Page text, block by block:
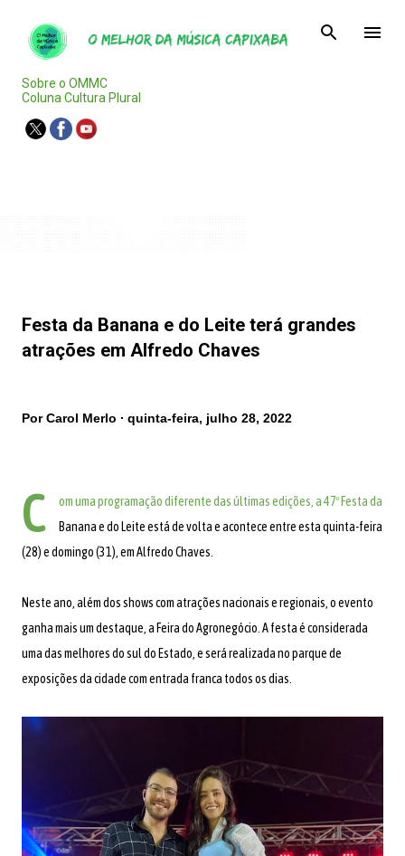
Sobre o OMMC
Coluna Cultura Plural
Festa da Banana e do Leite terá grandes
atrações em Alfredo Chaves
PorCarol Merlo quinta-feira, julho 28, 2022
C
om uma programação diferente das últimas edições, a 47º Festa da
Banana e do Leite está de volta e acontece entre esta quinta-feira
(28) e domingo (31), em Alfredo Chaves.
Neste ano, além dos shows com atrações nacionais e regionais, o evento
ganha mais um destaque, a Feira do Agronegócio.A festa é considerada
uma das melhores do sul do Estado, e será realizada no parque de
exposições da cidade com entrada franca todos os dias.